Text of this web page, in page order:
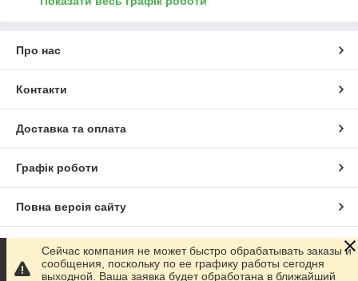
Про нас
Контакти
Доставка та оплата
Графік роботи
Повна версія сайту
Сайт створено на маркетплейсі Prom.ua
Сейчас компания не может быстро обрабатывать заказы и
сообщения, поскольку по ее графику работы сегодня
выходной. Ваша заявка будет обработана в ближайший